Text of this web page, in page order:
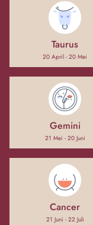
Taurus
20 April - 20 Mei
Gemini
21 Mei - 20 Juni
Cancer
21 Juni - 22 Juli